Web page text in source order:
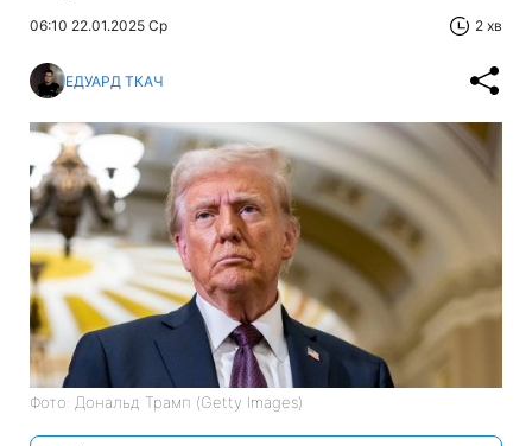
06:10 22.01.2025 Ср 2 хв
ЕДУАРД ТКАЧ
Фото: Дональд Трамп (Getty Images)